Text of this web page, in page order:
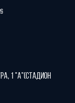
1 "А"(стадион